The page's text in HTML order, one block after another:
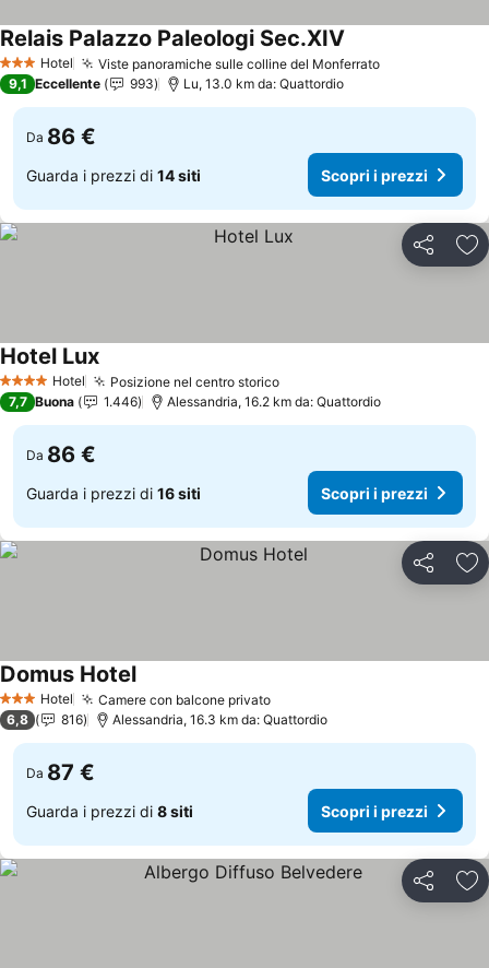
3 StelleHotel Viste panoramiche sulle colline del MonferratoScopri i
Relais Palazzo Paleologi Sec.XIV
9,1 Eccellente 993 Lu, 13.0 km da: Quattordio
Da 86 €
Guarda i prezzi di 14 siti Scopri i prezzi
Condividi
4 Stelle Hotel Posizione nel centro storicoScopri i prezzi
Hotel LuxScopri i prezzi
7,7 Buona 1.446 Alessandria, 16.2 km da: Quattordio
Da 86 €
Guarda i prezzi di 16 siti Scopri i prezzi
Condividi
3 StelleHotel Camere con balcone privatoScopri i prezzi
Domus HotelScopri i prezzi
6,8 816 Alessandria, 16.3 km da: Quattordio
Da 87 €
Guarda i prezzi di 8 siti Scopri i prezzi
Condividi